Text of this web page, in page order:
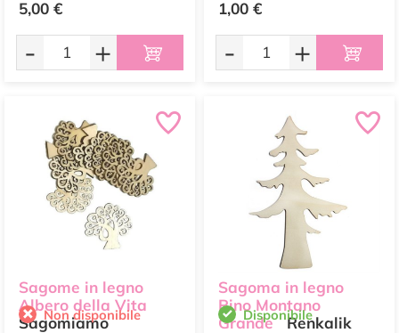
5,00 €
- +
1,00 €
- +
Sagome in legno
Albero della Vita
Sagomiamo
Non disponibile
Sagoma in legno
Pino Montano
Grande Renkalik
Disponibile